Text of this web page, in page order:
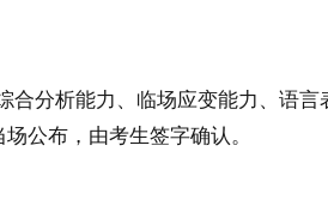
分析能力、临场应变能力、语言
公布，由考生签字确认。